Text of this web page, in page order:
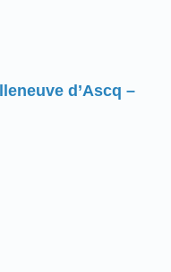
d’Ascq –